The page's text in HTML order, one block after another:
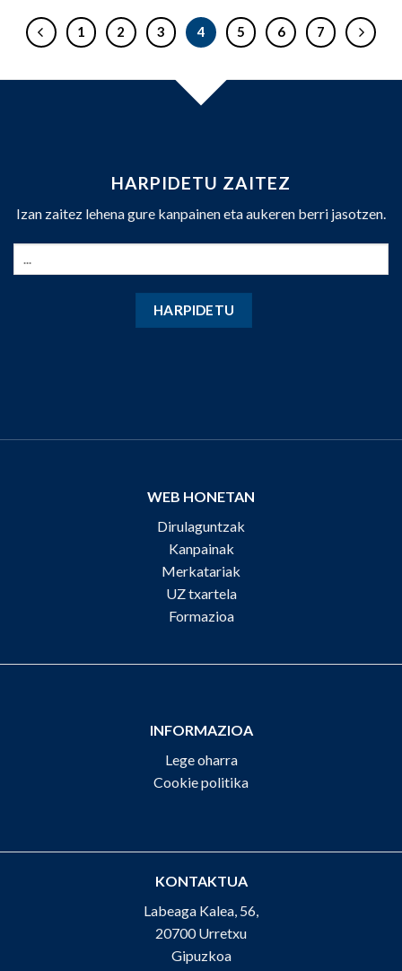
1 2 3 4 5 6 7
HARPIDETU ZAITEZ
Izan zaitez lehena gure kanpainen eta aukeren berri jasotzen.
WEB HONETAN
Dirulaguntzak
Kanpainak
Merkatariak
UZ txartela
Formazioa
INFORMAZIOA
Lege oharra
Cookie politika
KONTAKTUA
Labeaga Kalea, 56,
20700 Urretxu
Gipuzkoa